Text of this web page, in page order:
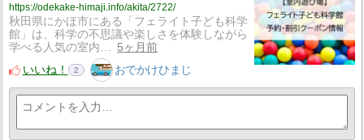
https://odekake-himaji.info/akita/2722/
秋田県にかほ市にある「フェライト子ども科学
館」は、科学の不思議や楽しさを体験しながら
学べる人気の室内…
5ヶ月前
いいね！
2 おでかけひまじ